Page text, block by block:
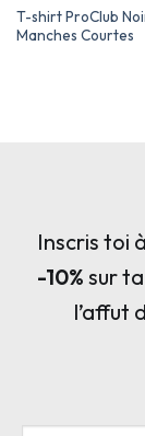
T-shirt ProClub
Manches Courtes
Inscris toi
-10% sur
l’affut